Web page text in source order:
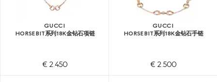
GUCCI
HORSEBIT系列18K金钻石项链
€ 2.450
GUCCI
HORSEBIT系列18K金钻石手链
€ 2.500